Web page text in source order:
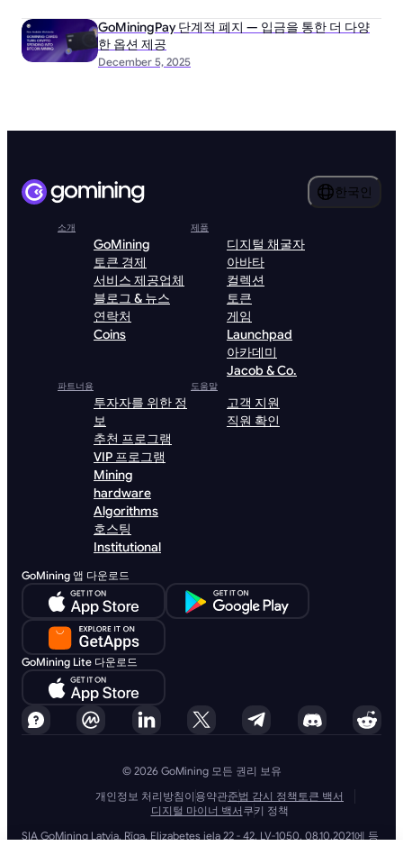
December 5, 2025
GoMiningPay 단계적 폐지 — 입금을 통한 더 다양
한 옵션 제공
한국인
소개
GoMining
토큰 경제
서비스 제공업체
블로그 & 뉴스
연락처
Coins
제품
디지털 채굴자
아바타
컬렉션
토큰
게임
Launchpad
아카데미
Jacob & Co.
파트너용
투자자를 위한 정
보
추천 프로그램
VIP 프로그램
Mining
hardware
Algorithms
호스팅
Institutional
도움말
고객 지원
직원 확인
GoMining 앱 다운로드
GoMining Lite 다운로드
© 2026 GoMining 모든 권리 보유
개인정보 처리방침 이용약관준법 감시 정책토큰 백서
디지털 마이너 백서 쿠키 정책
SIA GoMining Latvia, Rīga, Elizabetes iela 22 - 42, LV-1050, 08.10.2021에 등